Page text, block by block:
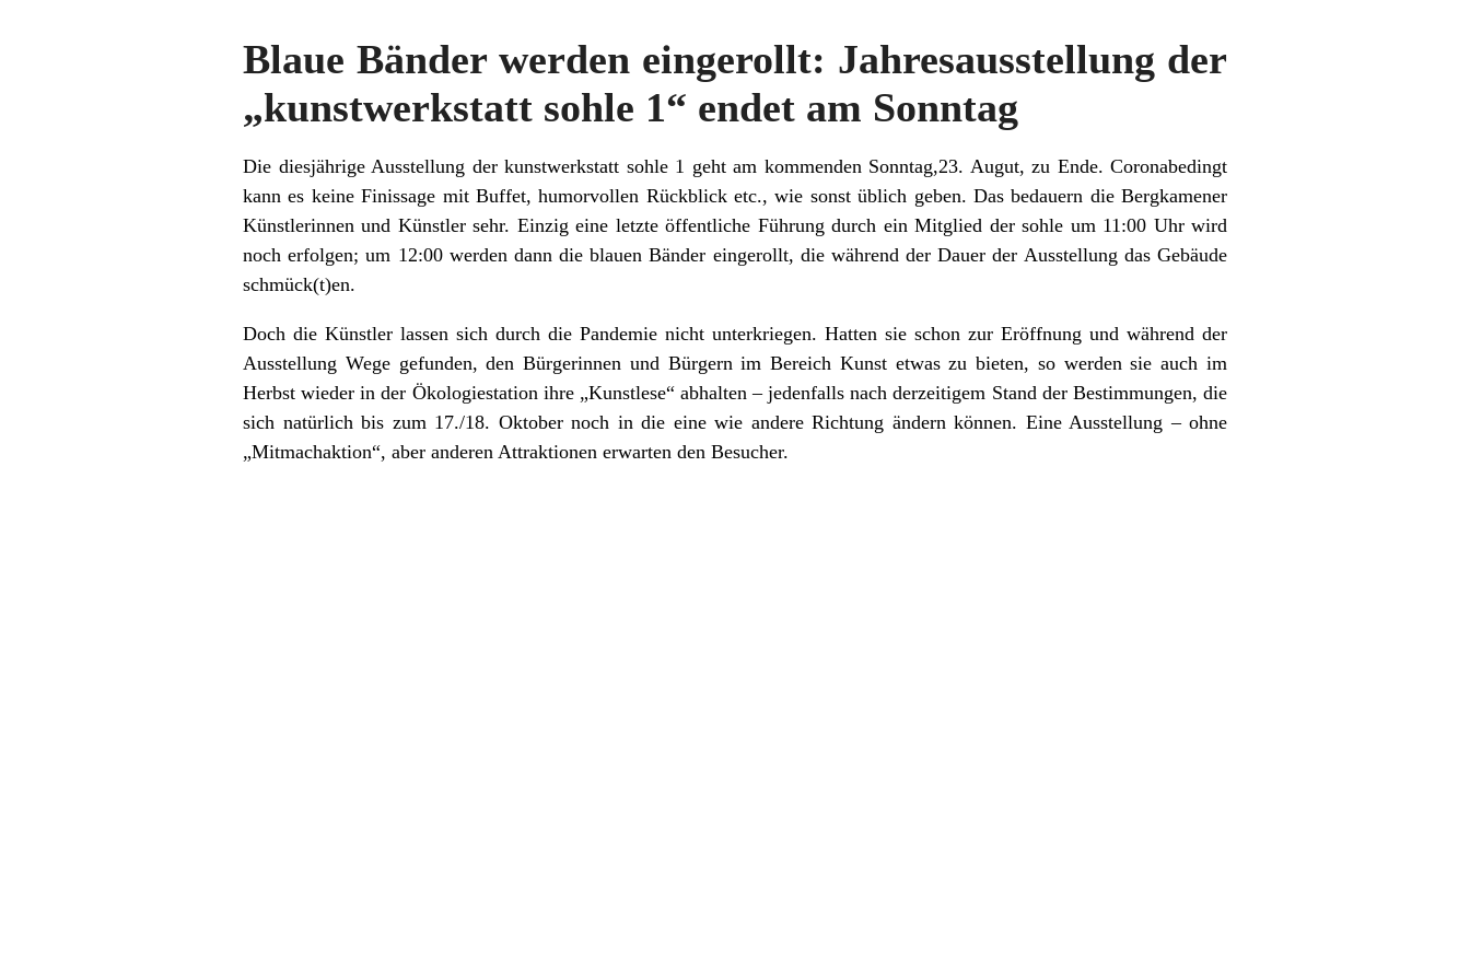
Blaue Bänder werden eingerollt: Jahresausstellung der
„kunstwerkstatt sohle 1“ endet am Sonntag
Die diesjährige Ausstellung der kunstwerkstatt sohle 1 geht am kommenden Sonntag,23. Augut, zu Ende. Coronabedingt
kann es keine Finissage mit Buffet, humorvollen Rückblick etc., wie sonst üblich geben. Das bedauern die Bergkamener
Künstlerinnen und Künstler sehr. Einzig eine letzte öffentliche Führung durch ein Mitglied der sohle um 11:00 Uhr wird
noch erfolgen; um 12:00 werden dann die blauen Bänder eingerollt, die während der Dauer der Ausstellung das Gebäude
schmück(t)en.
Doch die Künstler lassen sich durch die Pandemie nicht unterkriegen. Hatten sie schon zur Eröffnung und während der
Ausstellung Wege gefunden, den Bürgerinnen und Bürgern im Bereich Kunst etwas zu bieten, so werden sie auch im
Herbst wieder in der Ökologiestation ihre „Kunstlese“ abhalten – jedenfalls nach derzeitigem Stand der Bestimmungen, die
sich natürlich bis zum 17./18. Oktober noch in die eine wie andere Richtung ändern können. Eine Ausstellung – ohne
„Mitmachaktion“, aber anderen Attraktionen erwarten den Besucher.